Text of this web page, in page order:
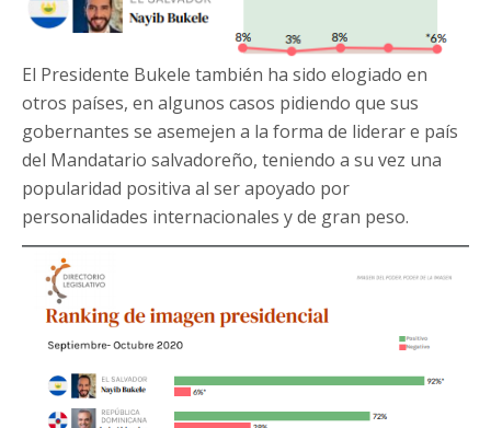
El Presidente Bukele también ha sido elogiado en
otros países, en algunos casos pidiendo que sus
gobernantes se asemejen a la forma de liderar e país
del Mandatario salvadoreño, teniendo a su vez una
popularidad positiva al ser apoyado por
personalidades internacionales y de gran peso.